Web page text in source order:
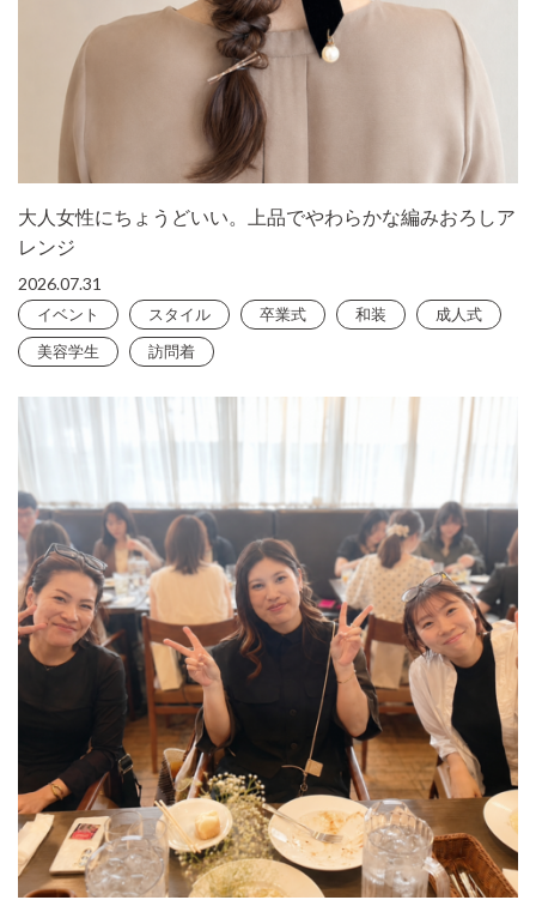
大人女性にちょうどいい。上品でやわらかな編みおろしア
レンジ
2026.07.31
イベント スタイル 卒業式 和装 成人式
美容学生 訪問着